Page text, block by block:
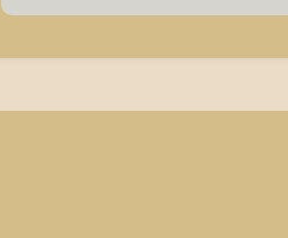
Existe a possibilidade de construção